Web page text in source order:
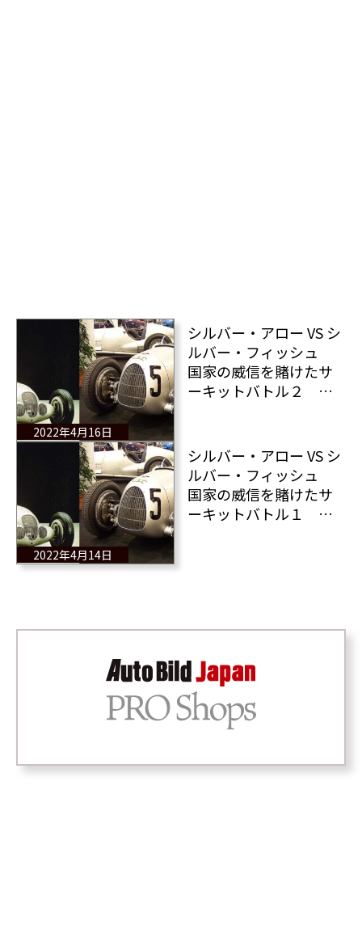
2022年4月16日
シルバー・アロー VS シ
ルバー・フィッシュ
国家の威信を賭けたサ
ーキットバトル２ ア
2022年4月14日
シルバー・アロー VS シ
ルバー・フィッシュ
国家の威信を賭けたサ
ーキットバトル１ ア